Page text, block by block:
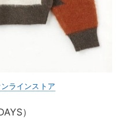
ラインストア
）